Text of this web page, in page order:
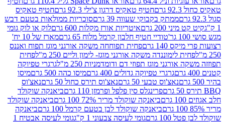
חטיף טאקיס דרגון צ'ילי 92.3 גרם
חטיף טאקיס
ממתק בקבוקי שעווה 39 גרם
סוכריות ממולאות בטעם דבש
200 גרם
איטריות אורז מקלות 600 גרם
לוק או לוק גומי
טודיי חטיף חלבון קרמל מלוח 65 גרם
מארז של 10 יח'
140 גרם
פחית תפוחחה משקה אורגני מוגז תפוח ואננס
לימוננדה משקה אורגני מוגז- לימון וליים 250 מ"ל
פחית
מוגז תפוזי דם ודומדמניות 250 מ"ל
גרגרי טפיוקה
גרגרי טפיוקה גדולים 400 גרם
מיסו כהה 500 גרם
מיסו
נאצ'וס טבעי 50 גרם
נאצ'וס תירס כחול 50 גרם
נאצ'וס
פרינגלס סין פלפל ופרמזן 110 גרם
ביאנקה שוקולד
ביאנקה שוקולד מריר 72% 100 גרם
ביאנקה שוקולד
ביאנקה שוקולד לבן בטעם קרמל 100 גרם
ביאנקה
גרם
גומי לעיסה צבעוני 1 ק"ג גומי לעיסה אבטיח 1